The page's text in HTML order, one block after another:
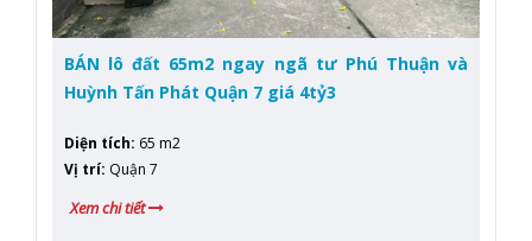
BÁN lô đất 65m2 ngay ngã tư Phú Thuận và
Huỳnh Tấn Phát Quận 7 giá 4tỷ3
Diện tích: 65 m2
Vị trí: Quận 7
Xem chi tiết